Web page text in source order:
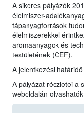
A sikeres pályázók
élelmiszer-
tápanyagforrások
élelmiszerekkel
aromaanyagok és
testületének (CEF).
A jelentkezési
A pályázat részletei a
weboldalán olvashatók.